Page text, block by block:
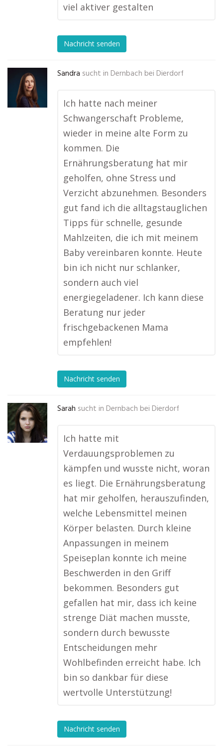
viel aktiver gestalten
Nachricht senden
Sandra sucht in Dernbach bei Dierdorf
Ich hatte nach meiner
Schwangerschaft Probleme,
wieder in meine alte Form zu
kommen. Die
Ernährungsberatung hat mir
geholfen, ohne Stress und
Verzicht abzunehmen. Besonders
gut fand ich die alltagstauglichen
Tipps für schnelle, gesunde
Mahlzeiten, die ich mit meinem
Baby vereinbaren konnte. Heute
bin ich nicht nur schlanker,
sondern auch viel
energiegeladener. Ich kann diese
Beratung nur jeder
frischgebackenen Mama
empfehlen!
Nachricht senden
Sarah sucht in Dernbach bei Dierdorf
Ich hatte mit
Verdauungsproblemen zu
kämpfen und wusste nicht, woran
es liegt. Die Ernährungsberatung
hat mir geholfen, herauszufinden,
welche Lebensmittel meinen
Körper belasten. Durch kleine
Anpassungen in meinem
Speiseplan konnte ich meine
Beschwerden in den Griff
bekommen. Besonders gut
gefallen hat mir, dass ich keine
strenge Diät machen musste,
sondern durch bewusste
Entscheidungen mehr
Wohlbefinden erreicht habe. Ich
bin so dankbar für diese
wertvolle Unterstützung!
Nachricht senden